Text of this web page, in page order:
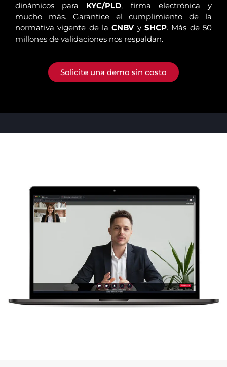
dinámicos para KYC/PLD, firma electrónica y
mucho más. Garantice el cumplimiento de la
normativa vigente de laCNBVySHCP. Más de 50
millones de validaciones nos respaldan.
Solicite una demo sin costo